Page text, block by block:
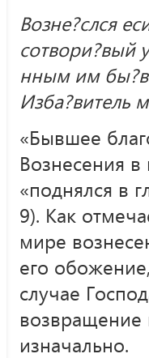
Возне?слся
сотвори?вый
нным им
Изба?витель
«Бывшее
Вознесения в
«поднялся в
9). Как
мире
его
случае
изначально.